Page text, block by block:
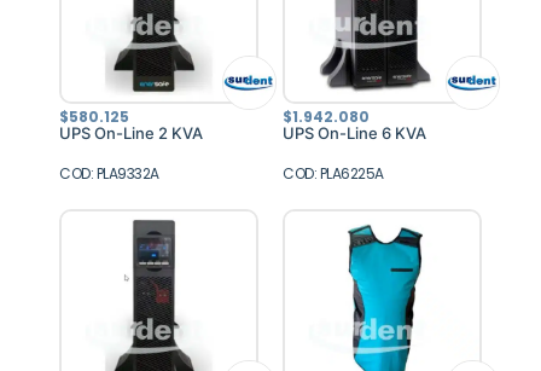
$580.125
UPS On-Line 2 KVA
COD: PLA9332A
$1.942.080
UPS On-Line 6 KVA
COD: PLA6225A